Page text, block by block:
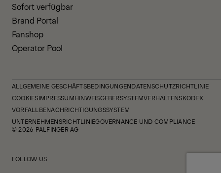
Sofort verfügbar
Brand Portal
Fanshop
Operator Pool
ALLGEMEINE GESCHÄFTSBEDINGUNGENDATENSCHUTZRICHTLINIE
COOKIESIMPRESSUMHINWEISGEBERSYSTEMVERHALTENSKODEX
VORFALLBENACHRICHTIGUNGSSYSTEM
UNTERNEHMENSRICHTLINIEGOVERNANCE UND COMPLIANCE
© 2026 PALFINGER AG
FOLLOW US